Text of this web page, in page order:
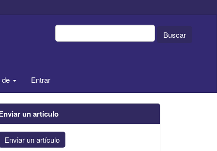
Buscar
Entrar
un artículo
Enviar un artículo